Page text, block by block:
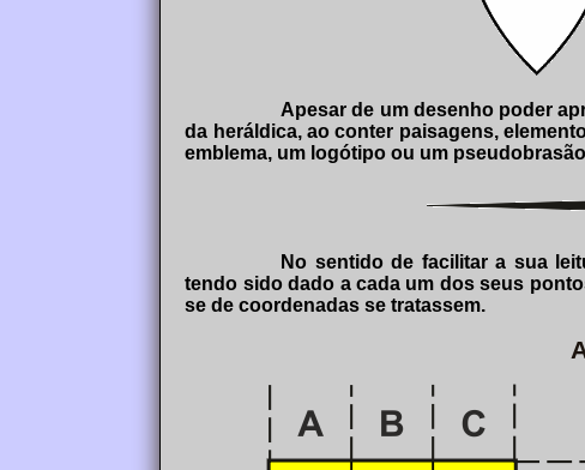
Apesar de um desenho poder
da heráldica, ao conter paisagens,
emblema, um logótipo ou um
No sentido de facilitar a sua
tendo sido dado a cada um dos seus
se de coordenadas se tratassem.